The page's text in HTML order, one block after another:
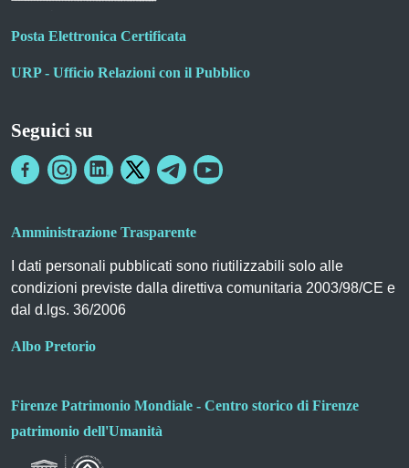
Posta Elettronica Certificata
URP - Ufficio Relazioni con il Pubblico
Seguici su
Amministrazione Trasparente
I dati personali pubblicati sono riutilizzabili solo alle
condizioni previste dalla direttiva comunitaria 2003/98/CE e
dal d.lgs. 36/2006
Albo Pretorio
Firenze Patrimonio Mondiale - Centro storico di Firenze
patrimonio dell'Umanità